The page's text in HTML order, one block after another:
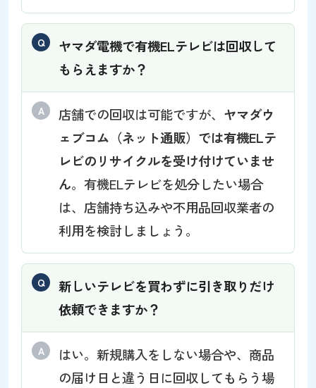
ヤマダ電機で有機ELテレビは回収して
もらえますか？
店舗での回収は可能ですが、 ヤマダウ
ェブコム（ネット通販）では有機ELテ
レビのリサイクルを受け付けていませ
ん。有機ELテレビを処分したい場合
は、店舗持ち込みや不用品回収業者の
利用を検討しましょう。
新しいテレビを買わずに引き取りだけ
依頼できますか？
はい。新規購入をしない場合や、商品
の届け日と違う日に回収してもらう場